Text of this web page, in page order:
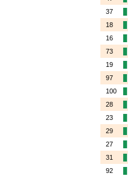
37
18
16
73
19
97
100
28
23
29
27
31
92